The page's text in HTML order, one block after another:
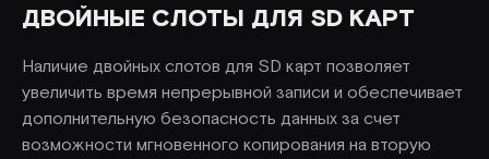
ДВОЙНЫЕ СЛОТЫ ДЛЯ SD КАРТ
Наличие двойных слотов для SD карт позволяет
увеличить время непрерывной записи и обеспечивает
дополнительную безопасность данных за счет
возможности мгновенного копирования на вторую